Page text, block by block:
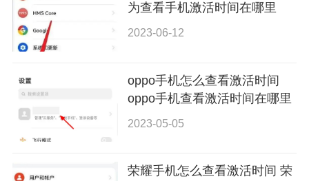
为查看手机激活时间在哪里
2023-06-12
oppo手机怎么查看激活时间
oppo手机查看激活时间在哪里
2023-05-05
荣耀手机怎么查看激活时间 荣